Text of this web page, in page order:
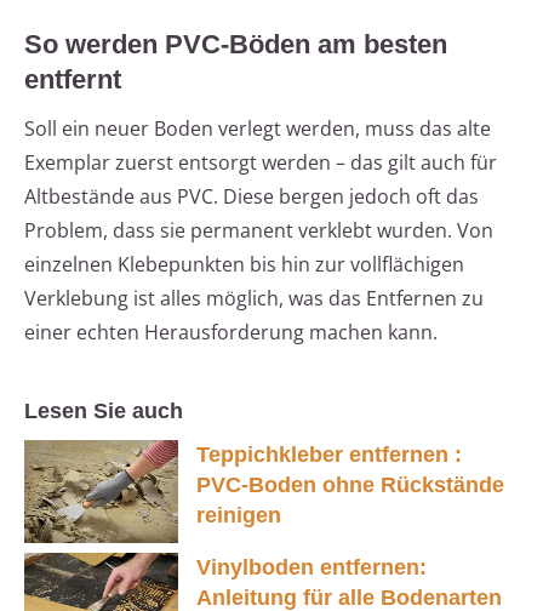
So werden PVC-Böden am besten
entfernt
Soll ein neuer Boden verlegt werden, muss das alte
Exemplar zuerst entsorgt werden – das gilt auch für
Altbestände aus PVC. Diese bergen jedoch oft das
Problem, dass sie permanent verklebt wurden. Von
einzelnen Klebepunkten bis hin zur vollflächigen
Verklebung ist alles möglich, was das Entfernen zu
einer echten Herausforderung machen kann.
Lesen Sie auch
Teppichkleber entfernen :
PVC-Boden ohne Rückstände
reinigen
Vinylboden entfernen:
Anleitung für alle Bodenarten